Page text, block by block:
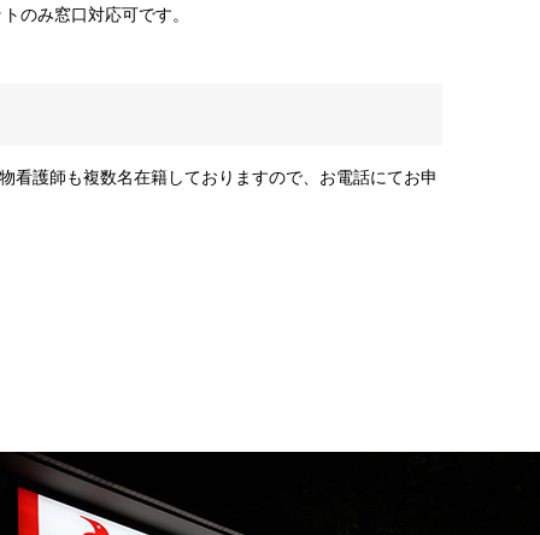
のみ窓口対応可です。
護師も複数名在籍しておりますので、お電話にてお申